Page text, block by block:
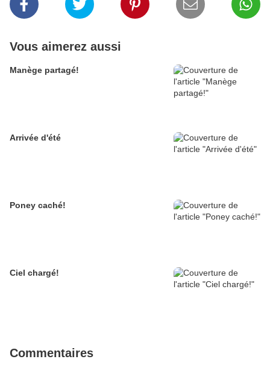
Vous aimerez aussi
Manège partagé!
Arrivée d'été
Poney caché!
Ciel chargé!
Commentaires